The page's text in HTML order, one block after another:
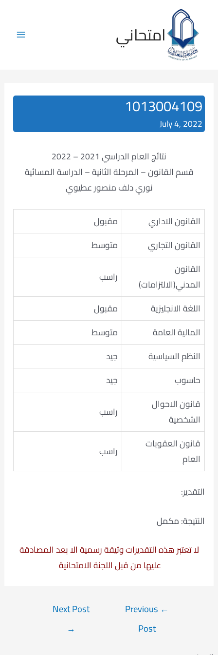
content
Main
امتحاني
1013004109
July 4, 2022
نتائج العام الدراسي 2021 – 2022
قسم القانون – المرحلة الثانية – الدراسة المسائية
نوري دلف منصور عطيوي
القانون الاداري
مقبول
القانون التجاري
متوسط
القانون
المدني(الالتزامات)
راسب
اللغة الانجليزية
مقبول
المالية العامة
متوسط
النظم السياسية
جيد
حاسوب
جيد
قانون الاحوال
الشخصية
راسب
قانون العقوبات
العام
راسب
التقدير:
النتيجة: مكمل
لا تعتبر هذه التقديرات وثيقة رسمية الا بعد المصادقة
عليها من قبل اللجنة الامتحانية
←
Previous
Post
Next Post
→